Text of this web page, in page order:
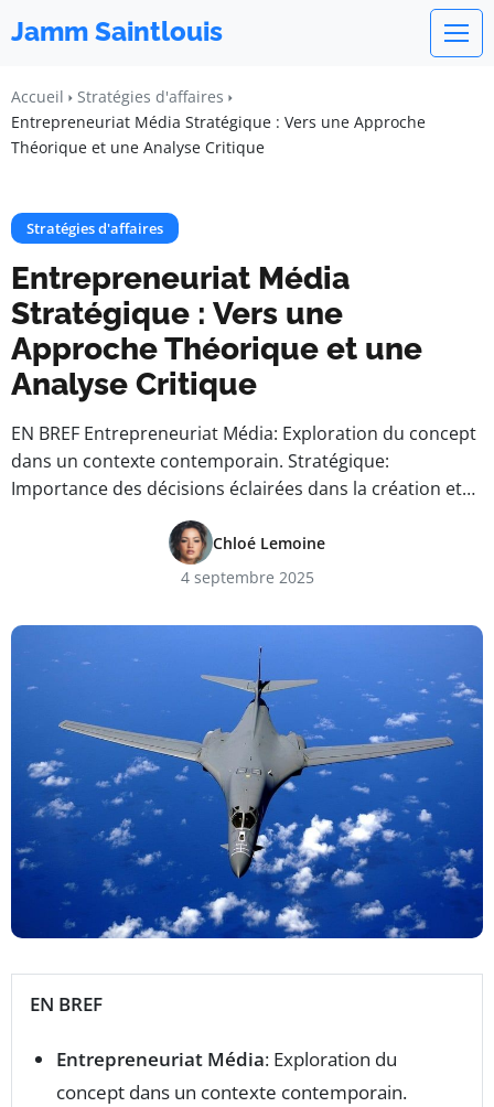
Jamm Saintlouis
Accueil
Stratégies d'affaires
Entrepreneuriat Média Stratégique : Vers une Approche
Théorique et une Analyse Critique
Stratégies d'affaires
Entrepreneuriat Média
Stratégique : Vers une
Approche Théorique et une
Analyse Critique
EN BREF Entrepreneuriat Média: Exploration du concept
dans un contexte contemporain. Stratégique:
Importance des décisions éclairées dans la création et…
Chloé Lemoine
4 septembre 2025
EN BREF
Entrepreneuriat Média: Exploration du
concept dans un contexte contemporain.